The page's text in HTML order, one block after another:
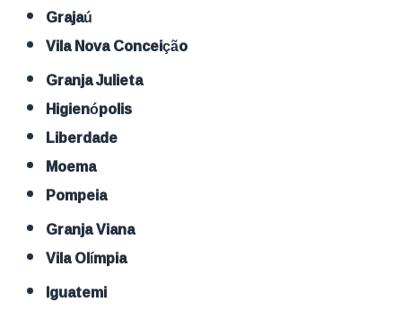
Grajaú
Vila Nova Conceição
Granja Julieta
Higienópolis
Liberdade
Moema
Pompeia
Granja Viana
Vila Olímpia
Iguatemi